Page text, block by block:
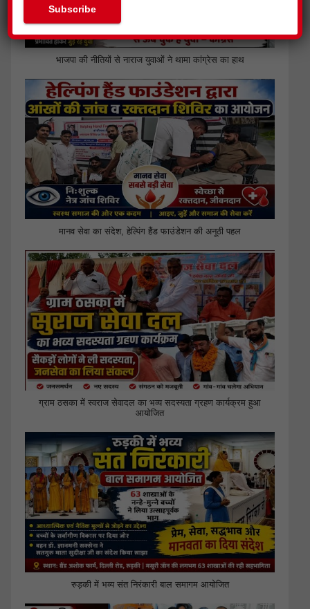
भाजपा की नीतियों से नाराज युवाओं ने थामा कांग्रेस का हाथ
मानव सेवा का संदेश, हेल्पिंग हैंड फाउंडेशन की अनूठी पहल
ग्राम ठसका में स्वराज सेवादल का भव्य सदस्यता ग्रहण कार्यक्रम हुआ
आयोजित
रुड़की में भव्य संत निरंकारी बाल समागम आयोजित